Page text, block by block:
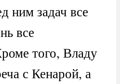
ним задач все
все
того, Владу
с Кенарой, а